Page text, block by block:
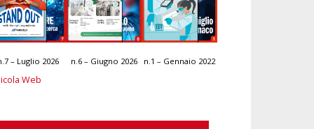
– Luglio 2026 n.6 – Giugno 2026 n.1 – Gennaio 2022
Web